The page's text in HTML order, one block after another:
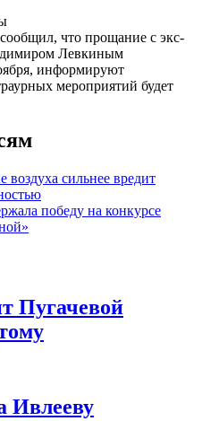
что прощание с экс-
Левкиным
информируют
мероприятий будет
воздуха сильнее вредит
победу на конкурсе
Пугачевой
Ивлееву